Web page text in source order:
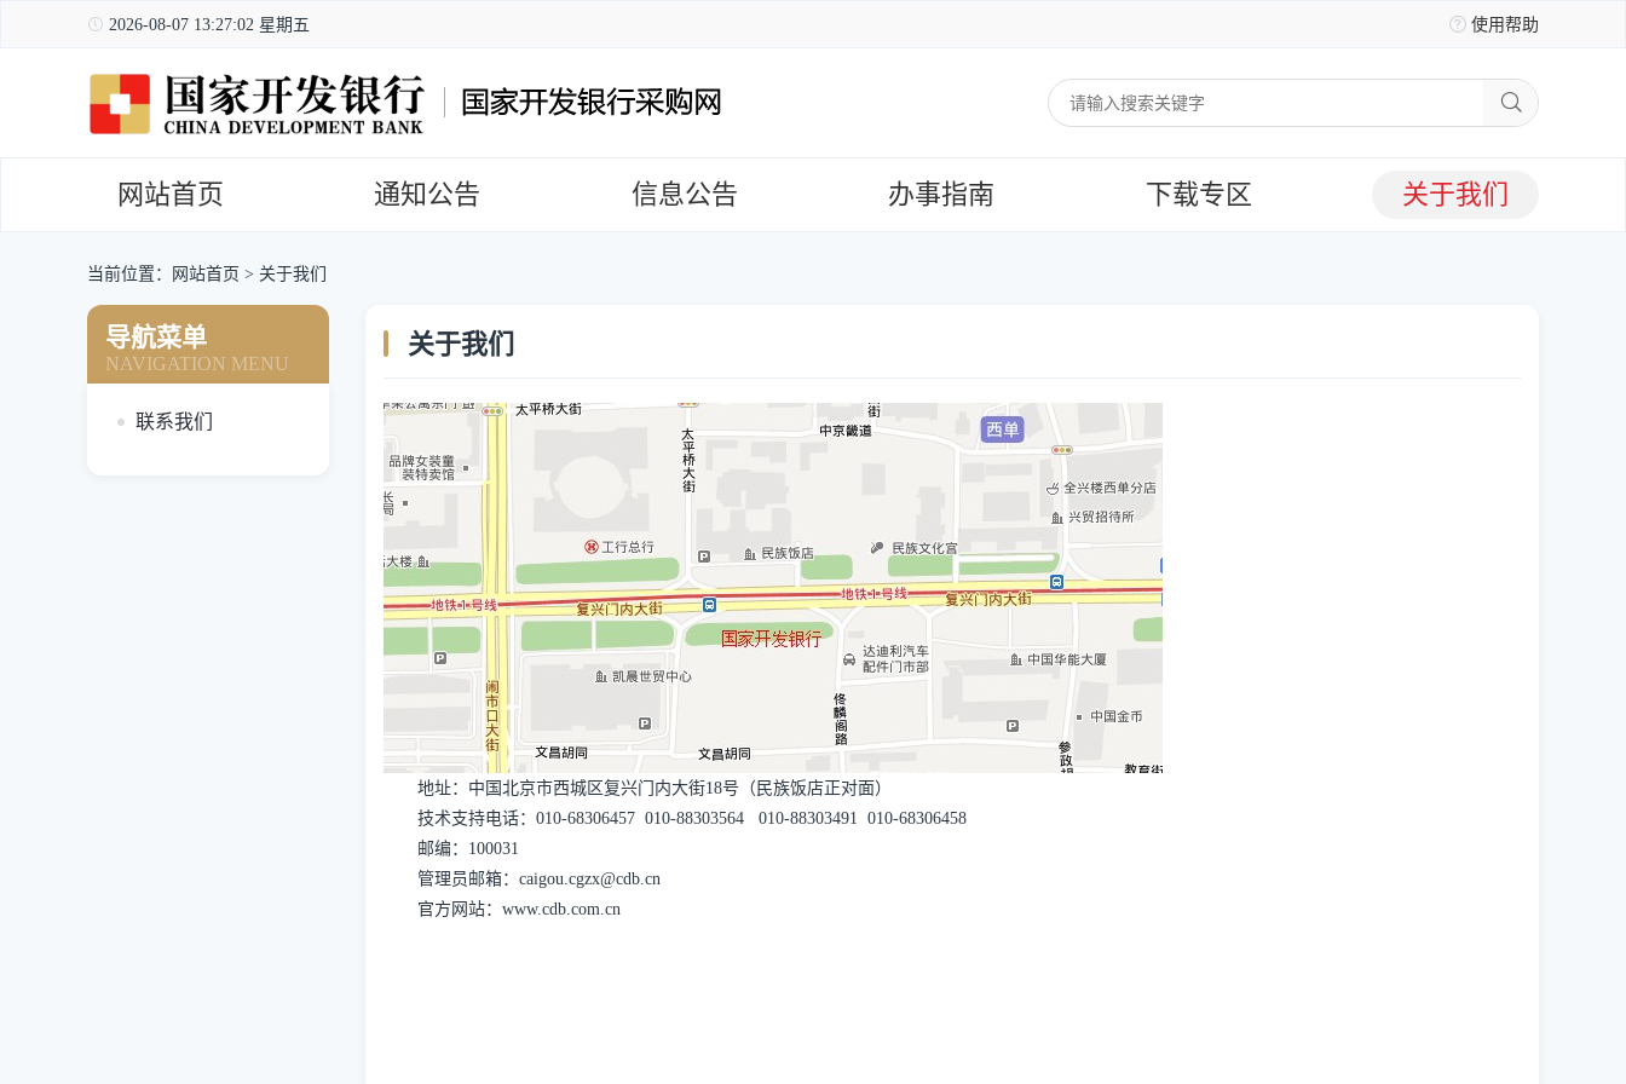
2026-08-07 13:27:03 星期五 使用帮助
网站首页 通知公告 信息公告 办事指南 下载专区 关于我们
当前位置： 网站首页 > 关于我们
导航菜单
NAVIGATION MENU
联系我们
关于我们
地址：中国北京市西城区复兴门内大街18号（民族饭店正对面）
技术支持电话：010-68306457 010-88303564 010-88303491 010-68306458
邮编：100031
管理员邮箱：caigou.cgzx@cdb.cn
官方网站： www.cdb.com.cn